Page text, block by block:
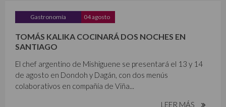
Gastronomía 04 agosto
TOMÁS KALIKA COCINARÁ DOS NOCHES EN
SANTIAGO
El chef argentino de Mishiguene se presentará el 13 y 14
de agosto en Dondoh y Dagán, con dos menús
colaborativos en compañía de Viña...
LEER MÁS